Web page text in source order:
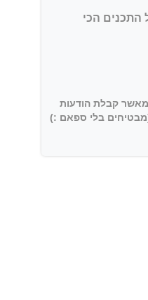
התכנים הכי
קבלת הודעות